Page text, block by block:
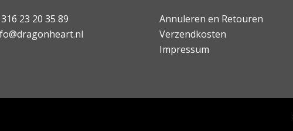
23 20 35 89
Annuleren en Retouren
Verzendkosten
Impressum